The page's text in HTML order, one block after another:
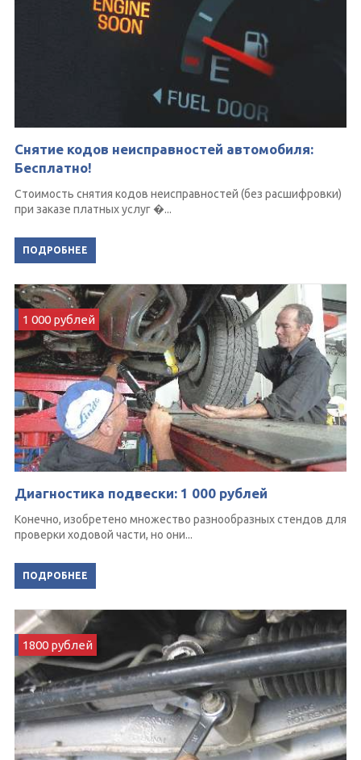
Снятие кодов неисправностей автомобиля:
Бесплатно!
Стоимость снятия кодов неисправностей (без расшифровки)
при заказе платных услуг �...
ПОДРОБНЕЕ
1 000 рублей
Диагностика подвески: 1 000 рублей
Конечно, изобретено множество разнообразных стендов для
проверки ходовой части, но они...
ПОДРОБНЕЕ
1800 рублей